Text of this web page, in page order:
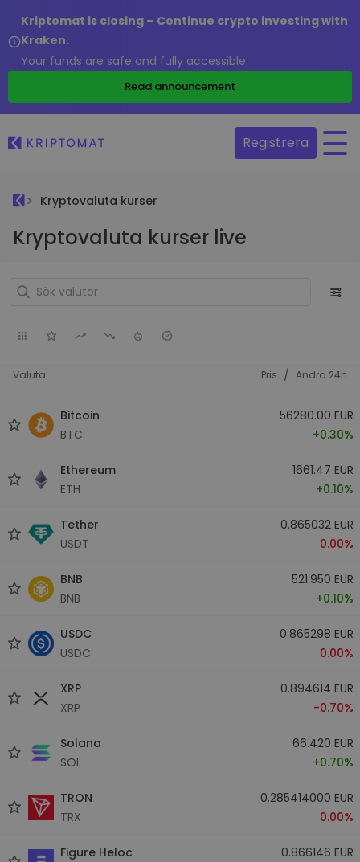
Kriptomat is closing – Continue crypto investing with
Kraken.
Your funds are safe and fully accessible.
Read announcement
Registrera
Kryptovaluta kurser
Kryptovaluta kurser live
Valuta Pris / Ändra 24h
Bitcoin
BTC
56280.00 EUR
+0.30%
Ethereum
ETH
1661.47 EUR
+0.10%
Tether
USDT
0.865032 EUR
0.00%
BNB
BNB
521.950 EUR
+0.10%
USDC
USDC
0.865298 EUR
0.00%
XRP
XRP
0.894614 EUR
-0.70%
Solana
SOL
66.420 EUR
+0.70%
TRON
TRX
0.285414000 EUR
0.00%
Figure Heloc
0.866146 EUR